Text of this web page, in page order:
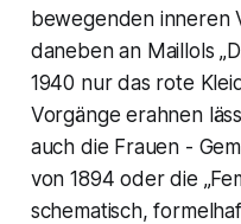
bewegenden inneren
daneben an Maillols
1940 nur das rote
Vorgänge erahnen
auch die Frauen -
von 1894 oder die
schematisch,